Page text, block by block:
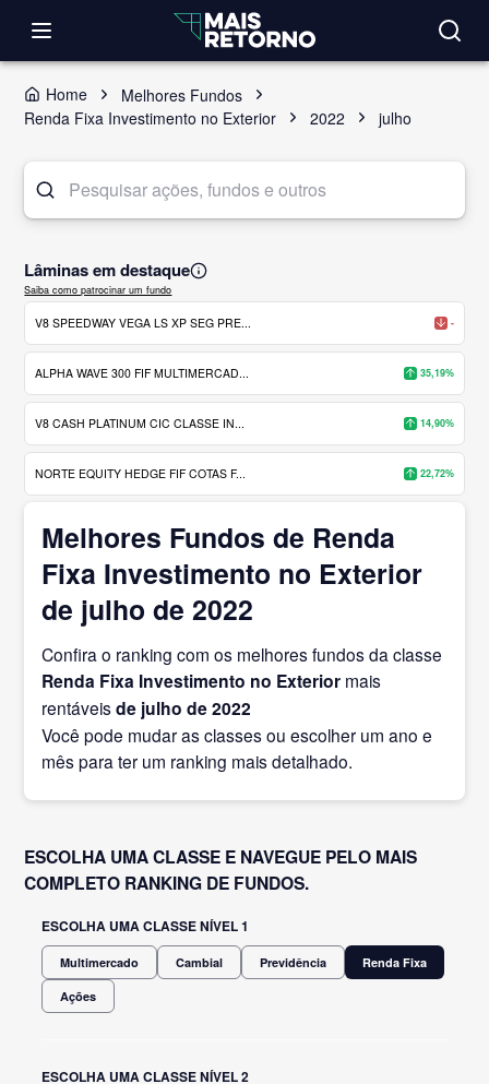
Home
Melhores Fundos
Renda Fixa Investimento no Exterior
2022 julho
Lâminas em destaque
Saiba como patrocinar um fundo
V8 SPEEDWAY VEGA LS XP SEG PRE... -
ALPHA WAVE 300 FIF MULTIMERCAD... 35,19%
V8 CASH PLATINUM CIC CLASSE IN... 14,90%
NORTE EQUITY HEDGE FIF COTAS F... 22,72%
Melhores Fundos de Renda
Fixa Investimento no Exterior
de julho de 2022
Confira o ranking com os melhores fundos da classe
Renda Fixa Investimento no Exterior mais
rentáveisde julho de 2022
Você pode mudar as classes ou escolher um ano e
mês para ter um ranking mais detalhado.
ESCOLHA UMA CLASSE E NAVEGUE PELO MAIS
COMPLETO RANKING DE FUNDOS.
ESCOLHA UMA CLASSE NÍVEL 1
Multimercado Cambial Previdência Renda Fixa
Ações
ESCOLHA UMA CLASSE NÍVEL 2